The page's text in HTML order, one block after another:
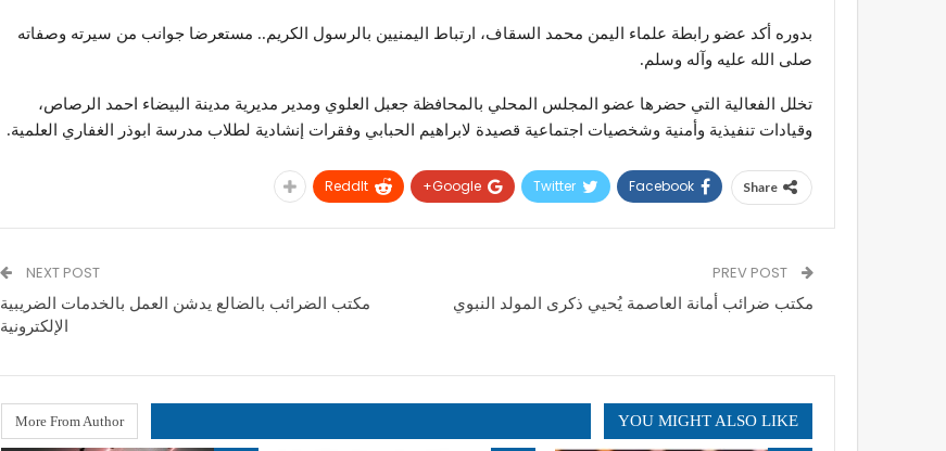
بدوره أكد عضو رابطة علماء اليمن محمد السقاف، ارتباط اليمنيين بالرسول الكريم.. مستعرضا جوانب من سيرته وصفاته
صلى الله عليه وآله وسلم.
تخلل الفعالية التي حضرها عضو المجلس المحلي بالمحافظة جعبل العلوي ومدير مديرية مدينة البيضاء احمد الرصاص،
وقيادات تنفيذية وأمنية وشخصيات اجتماعية قصيدة لابراهيم الحبابي وفقرات إنشادية لطلاب مدرسة ابوذر الغفاري العلمية.
Share
Facebook
Twitter
Google+
ReddIt
مكتب ضرائب أمانة العاصمة يُحيي ذكرى المولد النبوي
NEXT POST
مكتب الضرائب بالضالع يدشن العمل بالخدمات الضريبية
الإلكترونية
YOU MIGHT ALSO LIKE
More From Author